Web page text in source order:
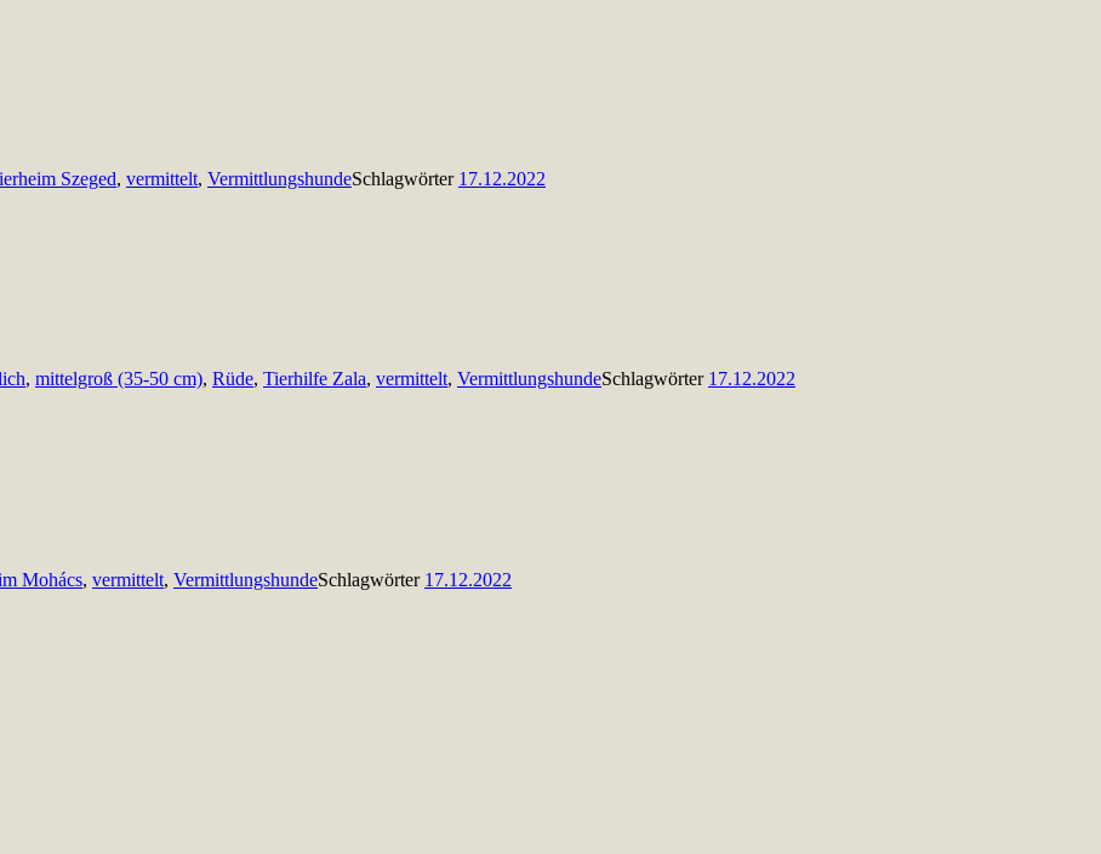
Szeged, vermittelt, VermittlungshundeSchlagwörter 17.12.2022
, mittelgroß (35-50 cm), Rüde, Tierhilfe Zala, vermittelt, VermittlungshundeSchlagwörter 17.12.2022
Mohács, vermittelt, VermittlungshundeSchlagwörter 17.12.2022